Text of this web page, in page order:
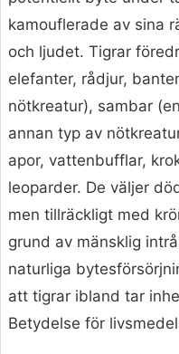
kamouflerade av sina
och ljudet. Tigrar
elefanter, rådjur,
nötkreatur), sambar
annan typ av
apor, vattenbufflar,
leoparder. De väljer
men tillräckligt med
grund av mänsklig
naturliga
att tigrar ibland tar
Betydelse för